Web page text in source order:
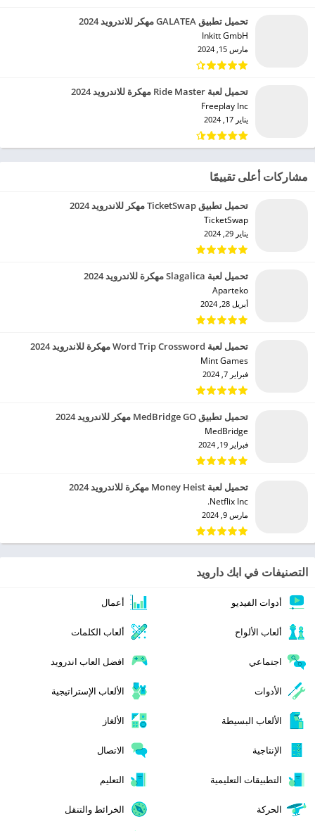
تحميل تطبيق GALATEA مهكر للاندرويد 2024
Inkitt GmbH‏
مارس 15, 2024
تحميل لعبة Ride Master مهكرة للاندرويد 2024
Freeplay Inc‏
يناير 17, 2024
مشاركات أعلى تقييمًا
تحميل تطبيق TicketSwap مهكر للاندرويد 2024
TicketSwap‏
يناير 29, 2024
تحميل لعبة Slagalica مهكرة للاندرويد 2024
Aparteko‏
أبريل 28, 2024
تحميل لعبة Word Trip Crossword مهكرة للاندرويد 2024
Mint Games‏
فبراير 7, 2024
تحميل تطبيق MedBridge GO مهكر للاندرويد 2024
MedBridge‏
فبراير 19, 2024
تحميل لعبة Money Heist مهكرة للاندرويد 2024
Netflix Inc.‏
مارس 9, 2024
التصنيفات في ابك دارويد
أدوات الفيديو أعمال
ألعاب الألواح ألعاب الكلمات
اجتماعي افضل العاب اندرويد
الأدوات الألعاب الإستراتيجية
الألعاب البسيطة الألغاز
الإنتاجية الاتصال
التطبيقات التعليمية التعليم
الحركة الخرائط والتنقل